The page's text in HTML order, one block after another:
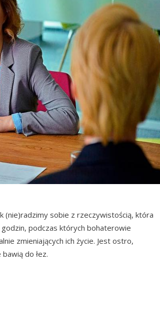
(nie)radzimy sobie z rzeczywistością, która
podczas których bohaterowie
zmieniających ich życie. Jest ostro,
do łez.